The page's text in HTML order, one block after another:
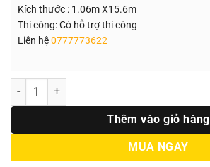
Kích thước : 1.06m X15.6m
Thi công: Có hỗ trợ thi công
Liên hệ0777773622
Số lượng
Thêm vào giỏ hàng
MUA NGAY